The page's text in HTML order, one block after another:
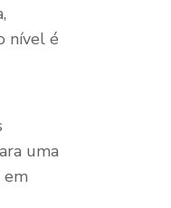
nível é
uma